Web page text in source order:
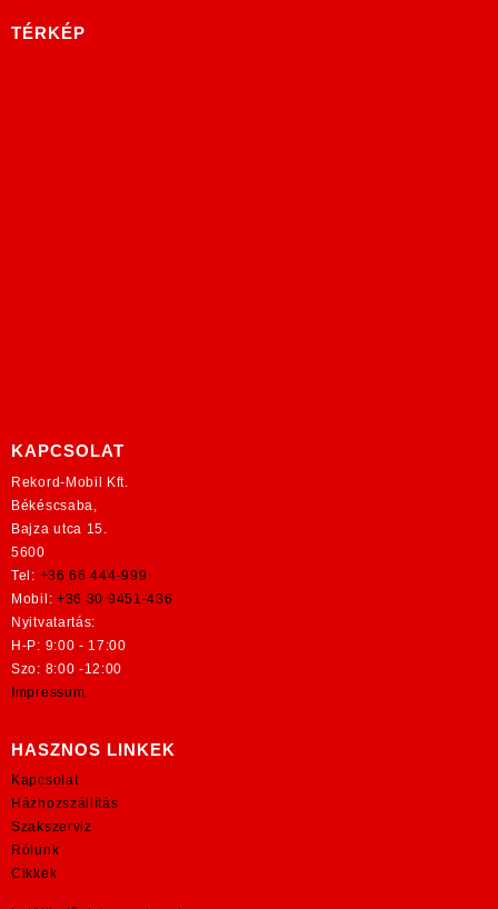
TÉRKÉP
KAPCSOLAT
Rekord-Mobil Kft.
Békéscsaba,
Bajza utca 15.
5600
Tel: +36 66 444-999
Mobil: +36 30 9451-436
Nyitvatartás:
H-P: 9:00 - 17:00
Szo: 8:00 -12:00
Impressum
HASZNOS LINKEK
Kapcsolat
Házhozszállítás
Szakszerviz
Rólunk
Cikkek